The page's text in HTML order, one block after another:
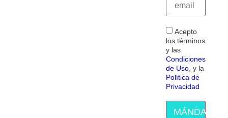
Acepto
los términos
y las
Condiciones
de Uso, y la
Política de
Privacidad
MÁNDAME